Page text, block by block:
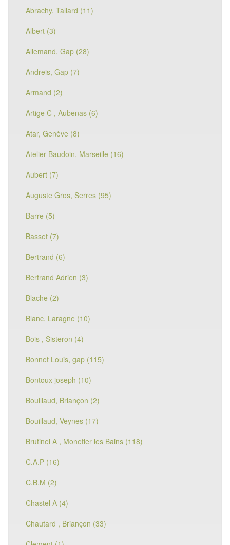
Abrachy, Tallard (11)
Albert (3)
Allemand, Gap (28)
Andreis, Gap (7)
Armand (2)
Artige C , Aubenas (6)
Atar, Genève (8)
Atelier Baudoin, Marseille (16)
Aubert (7)
Auguste Gros, Serres (95)
Barre (5)
Basset (7)
Bertrand (6)
Bertrand Adrien (3)
Blache (2)
Blanc, Laragne (10)
Bois , Sisteron (4)
Bonnet Louis, gap (115)
Bontoux joseph (10)
Bouillaud, Briançon (2)
Bouillaud, Veynes (17)
Brutinel A , Monetier les Bains (118)
C.A.P (16)
C.B.M (2)
Chastel A (4)
Chautard , Briançon (33)